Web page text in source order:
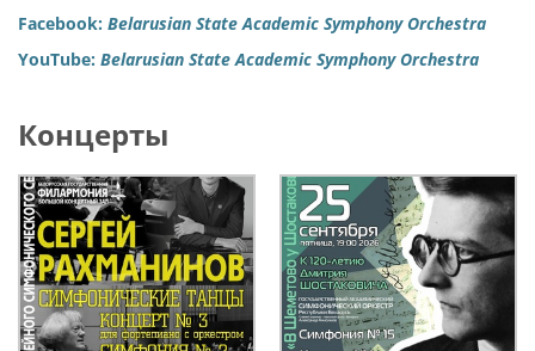
Facebook: Belarusian State Academic Symphony Orchestra
YouTube: Belarusian State Academic Symphony Orchestra
Концерты